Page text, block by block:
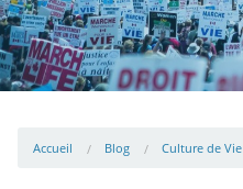
Accueil Blog Culture de Vie